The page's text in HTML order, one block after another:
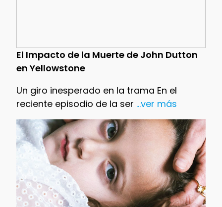
El Impacto de la Muerte de John Dutton
en Yellowstone
Un giro inesperado en la trama En el
reciente episodio de la ser ...ver más